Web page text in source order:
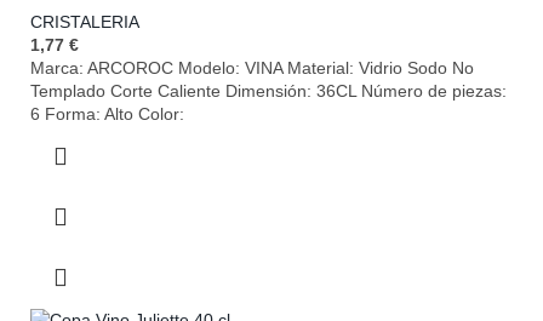
CRISTALERIA
1,77 €
Marca: ARCOROC Modelo: VINA Material: Vidrio Sodo No
Templado Corte Caliente Dimensión: 36CL Número de piezas:
6 Forma: Alto Color: